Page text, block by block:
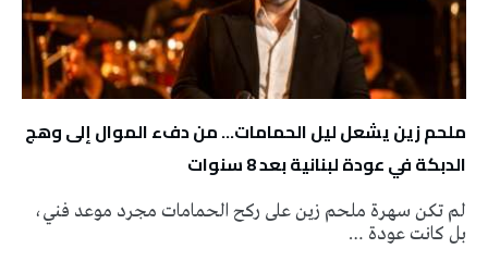
ملحم زين يشعل ليل الحمامات… من دفء الموال إلى وهج
الدبكة في عودة لبنانية بعد 8 سنوات
لم تكن سهرة ملحم زين على ركح الحمامات مجرد موعد فني،
بل كانت عودة …